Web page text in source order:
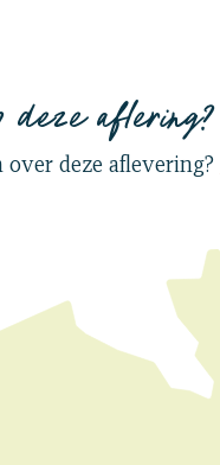
deze aflering?
deze aflevering?